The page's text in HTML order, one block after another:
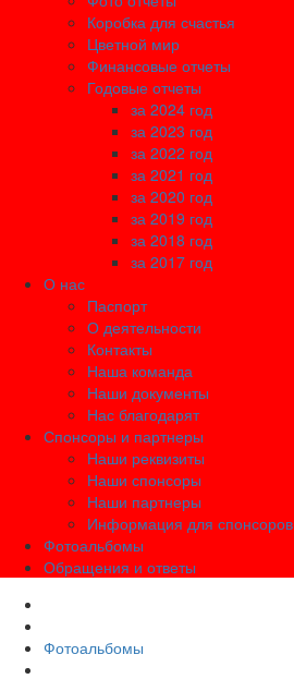
Коробка для счастья
Цветной мир
Финансовые отчеты
Годовые отчеты
за 2024 год
за 2023 год
за 2022 год
за 2021 год
за 2020 год
за 2019 год
за 2018 год
за 2017 год
О нас
Паспорт
О деятельности
Контакты
Наша команда
Наши документы
Нас благодарят
Спонсоры и партнеры
Наши реквизиты
Наши спонсоры
Наши партнеры
Информация для спонсоров
Фотоальбомы
Обращения и ответы
Фотоальбомы